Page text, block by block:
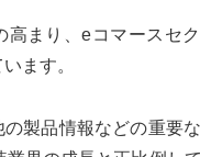
まり、eコマースセ
ます。
製品情報などの重要